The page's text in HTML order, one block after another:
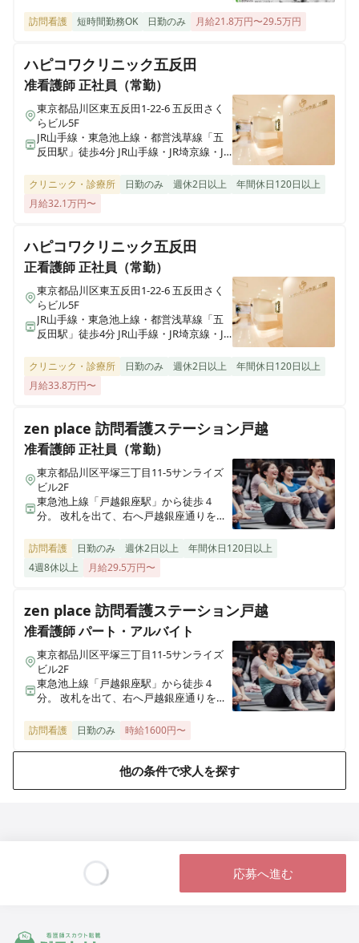
《外来/2交代》品川シーサイド駅徒歩7分★【高有給取
得率⭐︎残業ほぼなし】全国から患者様が集まる！脊椎手
正看護師 正社員（常勤）
《病棟/2交代》品川シーサイド駅徒歩7分★【高有給取
得率⭐︎残業ほぼなし】全国から患者様が集まる！脊椎手
術で全国トップクラスの整形外科病院です♪
《外来/日勤のみ》品川シーサイド駅徒歩7分★【高有給
取得率⭐︎残業ほぼなし】全国から患者様が集まる！脊椎
手術で全国トップクラスの整形外科病院です♪
訪問看護 短時間勤務OK 日勤のみ 月給21.8万円〜29.5万円
ハピコワクリニック五反田
准看護師正社員（常勤）
東京都品川区東五反田1-22-6 五反田さく
らビル5F
JR山手線・東急池上線・都営浅草線「五
反田駅」徒歩4分 JR山手線・JR埼京線・JR
かい線「大崎駅」徒歩8分
クリニック・診療所 日勤のみ 週休2日以上
年間休日120日以上
月給32.1万円〜
ハピコワクリニック五反田
正看護師正社員（常勤）
東京都品川区東五反田1-22-6 五反田さく
らビル5F
JR山手線・東急池上線・都営浅草線「五
反田駅」徒歩4分 JR山手線・JR埼京線・JR
かい線「大崎駅」徒歩8分
クリニック・診療所 日勤のみ 週休2日以上
年間休日120日以上
月給33.8万円〜
zen place 訪問看護ステーション戸越
准看護師正社員（常勤）
東京都品川区平塚三丁目11-5サンライズ
ビル2F
東急池上線「戸越銀座駅」から徒歩４
分。 改札を出て、右へ戸越銀座通りを進
メン屋の間を左折。住宅街を突き抜ける
外階段の２階にあります。
訪問看護 日勤のみ 週休2日以上
年間休日120日以上
4週8休以上
月給29.5万円〜
zen place 訪問看護ステーション戸越
准看護師パート・アルバイト
東京都品川区平塚三丁目11-5サンライズ
ビル2F
東急池上線「戸越銀座駅」から徒歩４
分。 改札を出て、右へ戸越銀座通りを進
メン屋の間を左折。住宅街を突き抜ける
と、左側に１階に蘭専門店があるビルの
外階段の２階にあります。
訪問看護 日勤のみ 時給1600円〜
他の条件で求人を探す
応募へ進む